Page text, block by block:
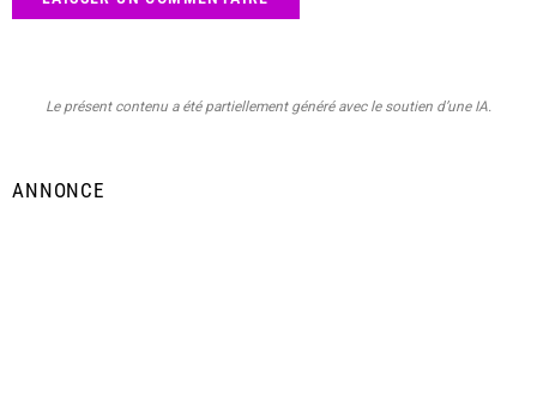
Le présent contenu a été partiellement généré avec le soutien d’une IA.
ANNONCE